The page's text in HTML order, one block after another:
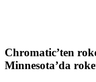
Chromatic’ten
Minnesota’da